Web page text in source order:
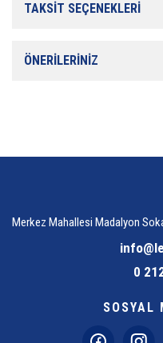
TAKSİT SEÇENEKLERİ
ÖNERİLERİNİZ
Merkez Mahallesi Madalyon
0
SOSYAL